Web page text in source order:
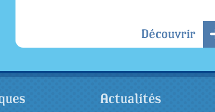
Découvrir
Actualités